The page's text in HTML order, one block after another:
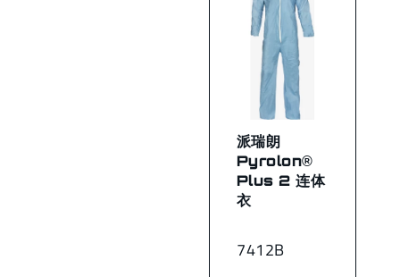
7412B
派瑞朗
Pyrolon®
Plus 2 连体
衣